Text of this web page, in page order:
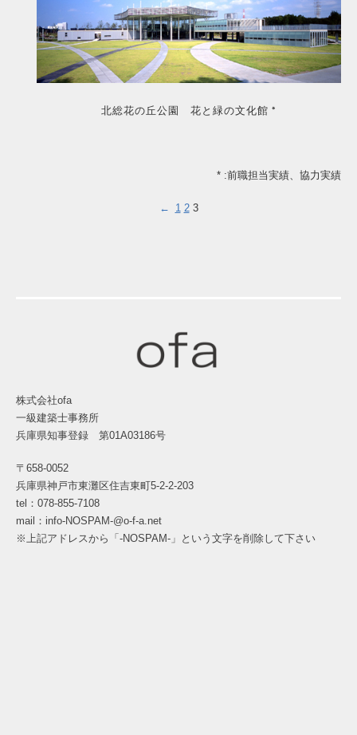
北総花の丘公園 花と緑の文化館 *
* :前職担当実績、協力実績
← 1 2 3
株式会社ofa
一級建築士事務所
兵庫県知事登録 第01A03186号
〒658-0052
兵庫県神戸市東灘区住吉東町5-2-2-203
tel：078-855-7108
mail：info-NOSPAM-@o-f-a.net
※上記アドレスから「-NOSPAM-」という文字を削除して下さい